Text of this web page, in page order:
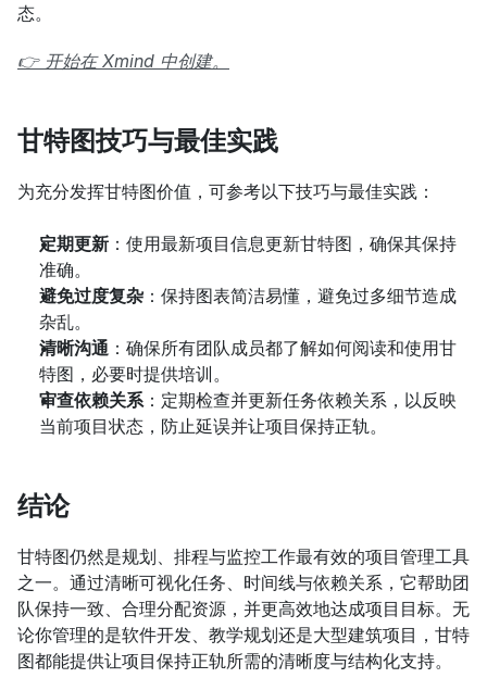
态。
👉 开始在 Xmind 中创建。
甘特图技巧与最佳实践
为充分发挥甘特图价值，可参考以下技巧与最佳实践：
定期更新 ：使用最新项目信息更新甘特图，确保其保持
准确。
避免过度复杂 ：保持图表简洁易懂，避免过多细节造成
杂乱。
清晰沟通 ：确保所有团队成员都了解如何阅读和使用甘
特图，必要时提供培训。
审查依赖关系：定期检查并更新任务依赖关系，以反映
当前项目状态，防止延误并让项目保持正轨。
结论
甘特图仍然是规划、排程与监控工作最有效的项目管理工具
之一。通过清晰可视化任务、时间线与依赖关系，它帮助团
队保持一致、合理分配资源，并更高效地达成项目目标。无
论你管理的是软件开发、教学规划还是大型建筑项目，甘特
图都能提供让项目保持正轨所需的清晰度与结构化支持。